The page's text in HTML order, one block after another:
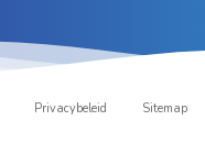
Privacybeleid Sitemap